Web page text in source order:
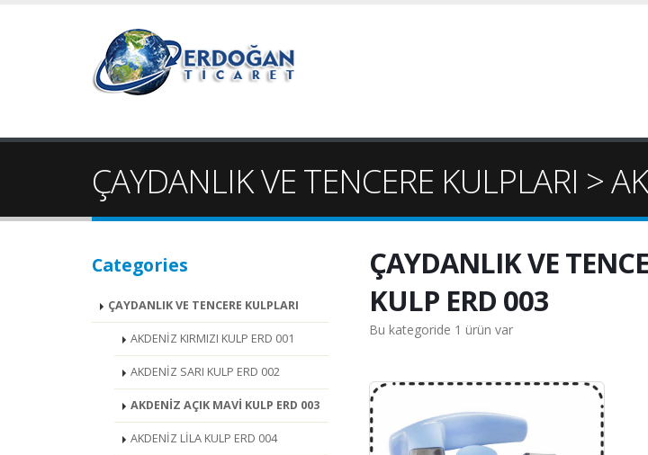
ÇAYDANLIK VE TENCERE KULPLARI >
Categories
ÇAYDANLIK VE TENCERE KULPLARI
AKDENİZ KIRMIZI KULP ERD 001
AKDENİZ SARI KULP ERD 002
AKDENİZ AÇIK MAVİ KULP ERD 003
AKDENİZ LİLA KULP ERD 004
ÇAYDANLIK VE
KULP ERD 003
Bu kategoride 1 ürün var